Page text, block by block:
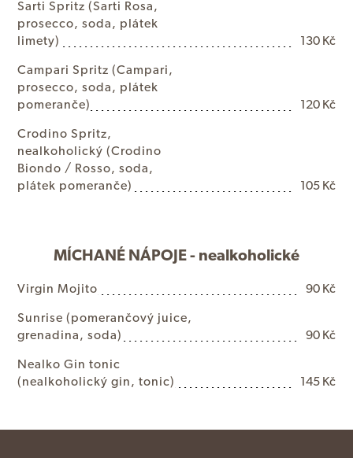
Sarti Spritz (Sarti Rosa,
prosecco, soda, plátek
limety)
130 Kč
Campari Spritz (Campari,
prosecco, soda, plátek
pomeranče)
120 Kč
Crodino Spritz,
nealkoholický (Crodino
Biondo / Rosso, soda,
plátek pomeranče) 105 Kč
MÍCHANÉ NÁPOJE - nealkoholické
Virgin Mojito
90 Kč
Sunrise (pomerančový juice,
grenadina, soda)
90 Kč
Nealko Gin tonic
(nealkoholický gin, tonic) 145 Kč